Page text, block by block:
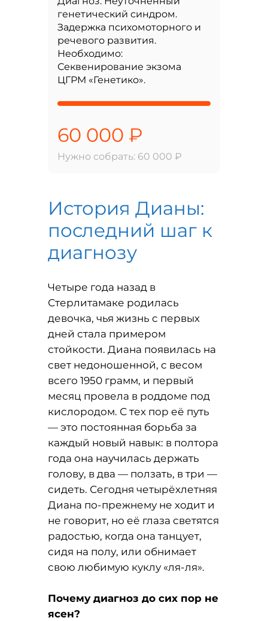
генетический синдром.
Задержка психомоторного и
речевого развития.
Необходимо:
Секвенирование экзома
ЦГРМ «Генетико».
60 000 ₽
Нужно собрать: 60 000 ₽
История Дианы:
последний шаг к
диагнозу
Четыре года назад в
Стерлитамаке родилась
девочка, чья жизнь с первых
дней стала примером
стойкости. Диана появилась на
свет недоношенной, с весом
всего 1950 грамм, и первый
месяц провела в роддоме под
кислородом. С тех пор её путь
— это постоянная борьба за
каждый новый навык: в полтора
года она научилась держать
голову, в два — ползать, в три —
сидеть. Сегодня четырёхлетняя
Диана по-прежнему не ходит и
не говорит, но её глаза светятся
радостью, когда она танцует,
сидя на полу, или обнимает
свою любимую куклу «ля-ля».
Почему диагноз до сих пор не
ясен?